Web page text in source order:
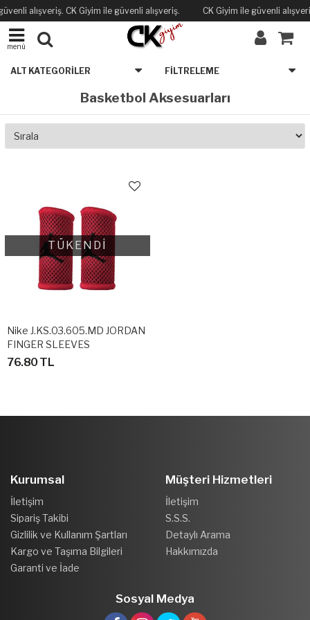
alışveriş. CK Giyim ile güvenli alışveriş. CK Giyim ile güvenli
menü
ALT KATEGORILER FILTRELEME
Basketbol Aksesuarları
TÜKENDİ
Nike J.KS.03.605.MD JORDAN
FINGER SLEEVES
BASKETBOL PARMAKLIK
76.80 TL
Kurumsal
İletişim
Sipariş Takibi
Gizlilik ve Kullanım Şartları
Kargo ve Taşıma Bilgileri
Garanti ve İade
Müşteri Hizmetleri
İletişim
S.S.S.
Detaylı Arama
Hakkımızda
Sosyal Medya